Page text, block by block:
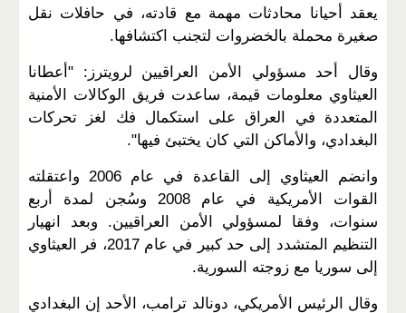
يعقد أحيانا محادثات مهمة مع قادته، في حافلات نقل
صغيرة محملة بالخضروات لتجنب اكتشافها.
وقال أحد مسؤولي الأمن العراقيين لرويترز: "أعطانا
العيثاوي معلومات قيمة، ساعدت فريق الوكالات الأمنية
المتعددة في العراق على استكمال فك لغز تحركات
البغدادي، والأماكن التي كان يختبئ فيها".
وانضم العيثاوي إلى القاعدة في عام 2006 واعتقلته
القوات الأمريكية في عام 2008 وسُجن لمدة أربع
سنوات، وفقا لمسؤولي الأمن العراقيين. وبعد انهيار
التنظيم المتشدد إلى حد كبير في عام 2017، فر العيثاوي
إلى سوريا مع زوجته السورية.
وقال الرئيس الأمريكي، دونالد ترامب، الأحد إن البغدادي